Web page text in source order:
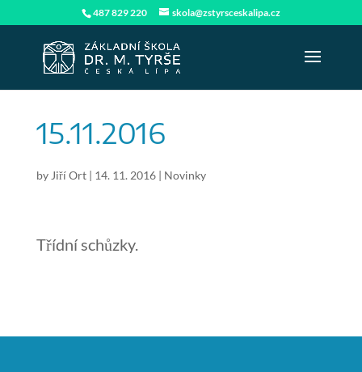
487 829 220 skola@zstyrsceskalipa.cz
15.11.2016
by Jiří Ort| 14. 11. 2016| Novinky
Třídní schůzky.